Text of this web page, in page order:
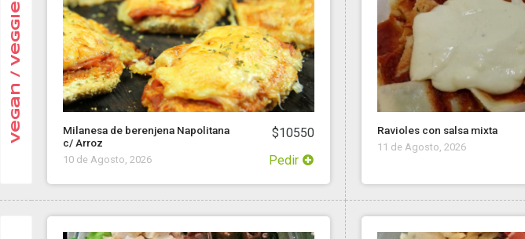
Vegan / Veggie
Milanesa de berenjena Napolitana
c/ Arroz
$10550
10 de Agosto, 2026 Pedir
Ravioles con salsa mixta
11 de Agosto, 2026